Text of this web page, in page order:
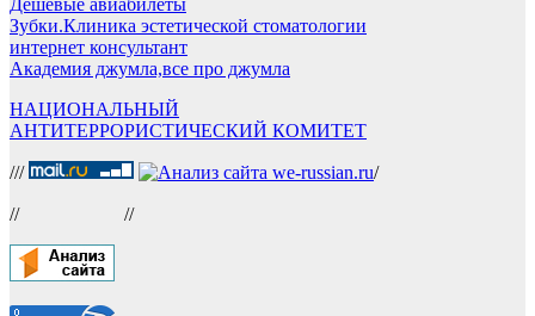
Дешевые авиабилеты
Зубки.Клиника эстетической стоматологии
интернет консультант
Академия джумла,все про джумла
НАЦИОНАЛЬНЫЙ
АНТИТЕРРОРИСТИЧЕСКИЙ КОМИТЕТ
/// /
// //